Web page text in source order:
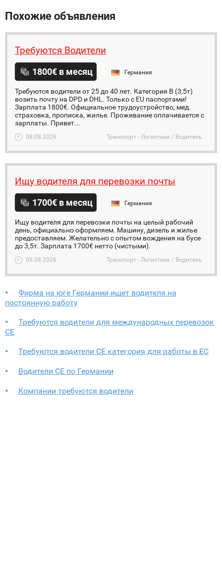
Похожие объявления
Требуются Водители
1800€ в месяц Германия
Требуются водители от 25 до 40 лет. Категория В (3,5т)
возить почту на DPD и DHL. Только с EU паспортами!
Зарплата 1800€. Официальное трудоустройство, мед.
страховка, прописка, жилье. Проживание оплачивается с
зарплаты. Привет...
08.08.2026 Транспорт - Логистика / Водитель
Ищу водителя для перевозки почты
1700€ в месяц Германия
Ищу водителя для перевозки почты на целый рабочий
день, официально оформляем. Машину, дизель и жилье
предоставляем. Желательно с опытом вождения на бусе
до 3,5т. Зарплата 1700€ нетто (чистыми).
08.08.2026 Транспорт - Логистика / Водитель
Фирма на юге Германии ищет водителя на
постоянную работу
Требуются водители для международных перевозок
CE
Требуются водители СЕ категория для работы в ЕС
Водители СЕ по Германии
Компании требуются водители